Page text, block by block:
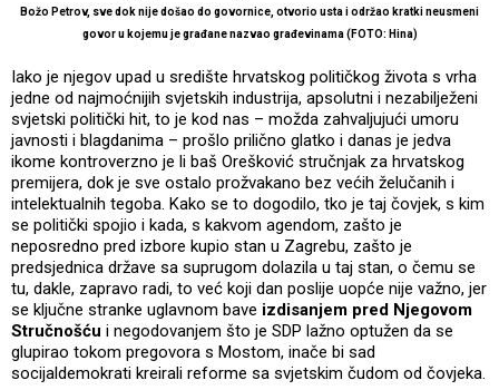
Božo Petrov, sve dok nije došao do govornice, otvorio usta i održao kratki neusmeni
govor u kojemu je građane nazvao građevinama (FOTO: Hina)
Iako je njegov upad u središte hrvatskog političkog života s vrha
jedne od najmoćnijih svjetskih industrija, apsolutni i nezabilježeni
svjetski politički hit, to je kod nas – možda zahvaljujući umoru
javnosti i blagdanima – prošlo prilično glatko i danas je jedva
ikome kontroverzno je li baš Orešković stručnjak za hrvatskog
premijera, dok je sve ostalo prožvakano bez većih želučanih i
intelektualnih tegoba. Kako se to dogodilo, tko je taj čovjek, s kim
se politički spojio i kada, s kakvom agendom, zašto je
neposredno pred izbore kupio stan u Zagrebu, zašto je
predsjednica države sa suprugom dolazila u taj stan, o čemu se
tu, dakle, zapravo radi, to već koji dan poslije uopće nije važno, jer
se ključne stranke uglavnom bave izdisanjem pred Njegovom
Stručnošću i negodovanjem što je SDP lažno optužen da se
glupirao tokom pregovora s Mostom, inače bi sad
socijaldemokrati kreirali reforme sa svjetskim čudom od čovjeka.